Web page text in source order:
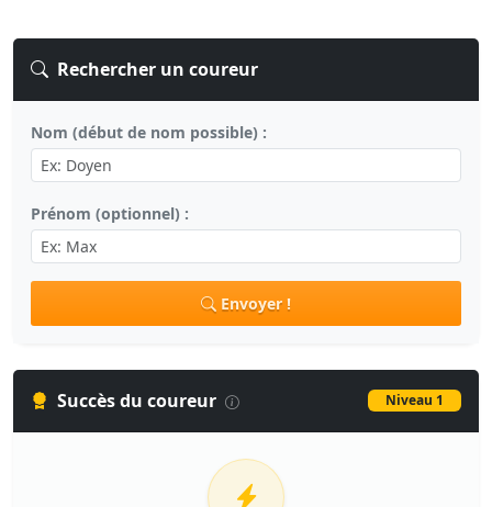
Rechercher un coureur
Nom (début de nom possible) :
Prénom (optionnel) :
Envoyer !
Succès du coureur Niveau 1